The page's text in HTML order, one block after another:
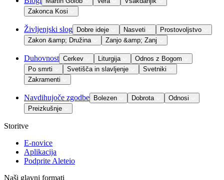
Zakonca Kosi
Življenjski slog Dobre ideje Nasveti
Prostovoljstvo
Zakon &amp; Družina
Zanjo &amp; Zanj
Duhovnost Cerkev Liturgija
Odnos z Bogom
Po smrti
Svetišča in slavljenje
Svetniki
Zakramenti
Navdihujoče zgodbe Bolezen Dobrota
Odnosi
Preizkušnje
Storitve
E-novice
Aplikacija
Podprite Aleteio
Naši glavni formati